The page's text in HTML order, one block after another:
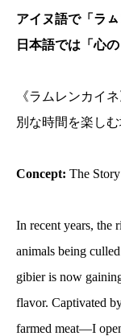
アイヌ語で「ラ
日本語では「心の
《ラムレンカイ
別な時間を楽しむ
Concept: The
In recent years, the
animals being
gibier is now
flavor. Captivated
farmed meat—I